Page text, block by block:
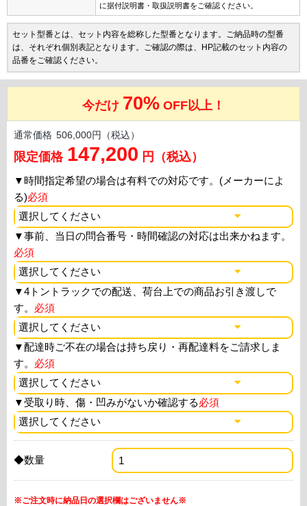
に据付説明書・取扱説明書をご確認ください。
セット型番とは、セット内容を総称した型番となります。ご納品時の型番
は、それぞれ個別表記となります。ご確認の際は、HP記載のセット内容の
品番をご確認ください。
今だけ 70% OFF以上！
通常価格 506,000円（税込）
限定価格 147,200 円（税込）
▼時間指定希望の場合は有料での対応です。(メーカーによ
る)必須
▼事前、当日の問合番号・時間確認の対応は出来かねます。
必須
▼4トントラックでの配送、荷台上での商品お引き渡しで
す。 必須
▼配達時ご不在の場合は持ち戻り・再配達料をご請求しま
す。 必須
▼ 受取り時、傷・凹みがないか確認する必須
◆数量
※ご注文時に納品日の選択欄はございません※